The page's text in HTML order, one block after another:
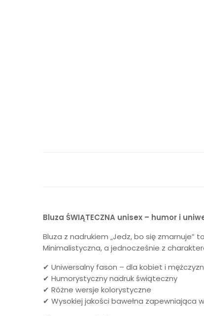
Bluza ŚWIĄTECZNA unisex – humor i
Bluza z nadrukiem „Jedz, bo się zmarnuje”
Minimalistyczna, a jednocześnie z
✔ Uniwersalny fason – dla kobiet i mężczyzn
✔ Humorystyczny nadruk świąteczny
✔ Różne wersje kolorystyczne
✔ Wysokiej jakości bawełna zapewniająca